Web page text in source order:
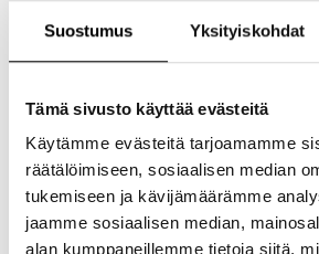
Suostumus Yksityiskohdat
Tämä sivusto käyttää evästeitä
Käytämme evästeitä tarjoamamme
räätälöimiseen, sosiaalisen median
tukemiseen ja kävijämäärämme
jaamme sosiaalisen median,
alan kumppaneillemme tietoja siitä,